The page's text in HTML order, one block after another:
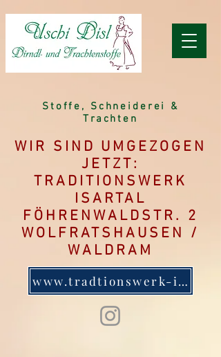
Stoffe, Schneiderei &
Trachten
WIR SIND UMGEZOGEN
JETZT:
TRADITIONSWERK
ISARTAL
FÖHRENWALDSTR. 2
WOLFRATSHAUSEN /
WALDRAM
www.tradtionswerk-isartal.de